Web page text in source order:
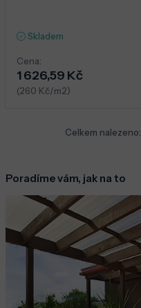
Skladem
Cena:
1 626,59 Kč
(260 Kč/m2)
Celkem nalezeno:
Poradíme vám, jak na to